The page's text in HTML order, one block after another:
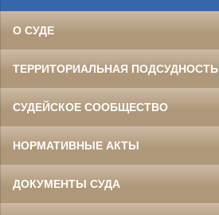
О СУДЕ
ТЕРРИТОРИАЛЬНАЯ ПОДСУДНОСТЬ
СУДЕЙСКОЕ СООБЩЕСТВО
НОРМАТИВНЫЕ АКТЫ
ДОКУМЕНТЫ СУДА